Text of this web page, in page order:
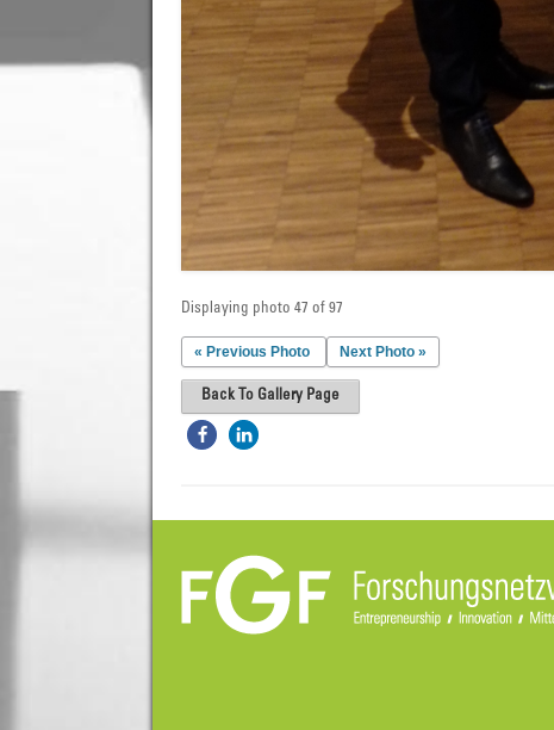
Displaying photo 47 of 97
« Previous Photo Next Photo »
Back To Gallery Page